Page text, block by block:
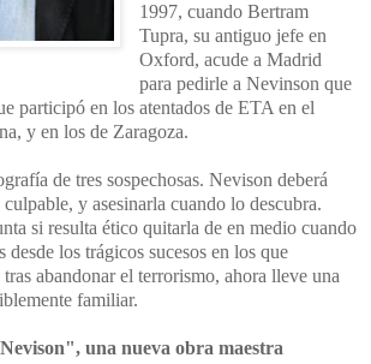
1997, cuando Bertram
Tupra, su antiguo jefe en
Oxford, acude a Madrid
para pedirle a Nevinson que
participó en los atentados de ETA en el
y en los de Zaragoza.
de tres sospechosas. Nevison deberá
y asesinarla cuando lo descubra.
si resulta ético quitarla de en medio cuando
desde los trágicos sucesos en los que
abandonar el terrorismo, ahora lleve una
familiar.
una nueva obra maestra